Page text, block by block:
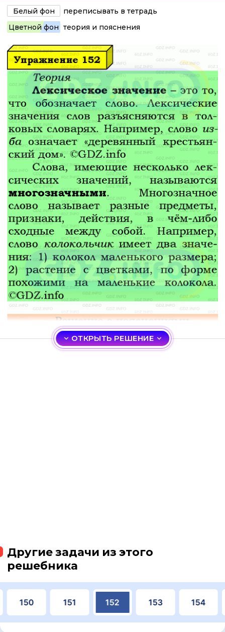
Белый фон
переписывать в тетрадь
Цветной фон теория и пояснения
ОТКРЫТЬ РЕШЕНИЕ
Другие задачи из этого
решебника
150 151 152 153 154